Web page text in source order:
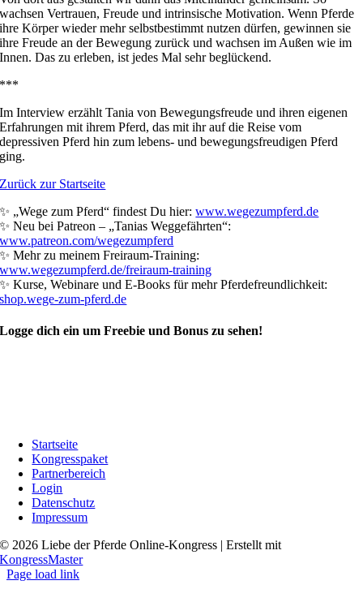
wachsen Vertrauen, Freude und intrinsische Motivation. Wenn Pferde
ihre Körper wieder mehr selbstbestimmt nutzen dürfen, gewinnen sie
ihre Freude an der Bewegung zurück und wachsen im Außen wie im
Innen. Das zu erleben, ist jedes Mal sehr beglückend.
***
Im Interview erzählt Tania von Bewegungsfreude und ihren eigenen
Erfahrungen mit ihrem Pferd, das mit ihr auf die Reise vom
depressiven Pferd hin zum lebens- und bewegungsfreudigen Pferd
ging.
Zurück zur Startseite
✨ „Wege zum Pferd“ findest Du hier:www.wegezumpferd.de
✨ Neu bei Patreon – „Tanias Weggefährten“:
www.patreon.com/wegezumpferd
✨ Mehr zu meinem Freiraum-Training:
www.wegezumpferd.de/freiraum-training
✨ Kurse, Webinare und E-Books für mehr Pferdefreundlichkeit:
shop.wege-zum-pferd.de
Logge dich ein um Freebie und Bonus zu sehen!
Startseite
Kongresspaket
Partnerbereich
Login
Datenschutz
Impressum
© 2026 Liebe der Pferde Online-Kongress | Erstellt mit
KongressMaster
Page load link